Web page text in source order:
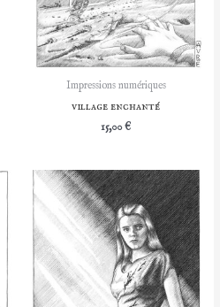
Impressions numériques
village enchanté
15,00€